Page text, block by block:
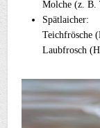
Molche (z. B.
Spätlaicher:
Teichfrösche
Laubfrosch